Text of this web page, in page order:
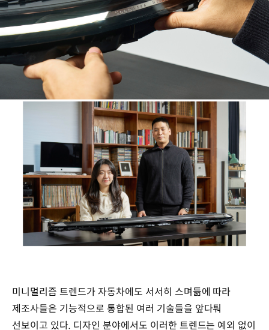
미니멀리즘 트렌드가 자동차에도 서서히 스며듦에 따라
제조사들은 기능적으로 통합된 여러 기술들을 앞다퉈
선보이고 있다. 디자인 분야에서도 이러한 트렌드는 예외 없이